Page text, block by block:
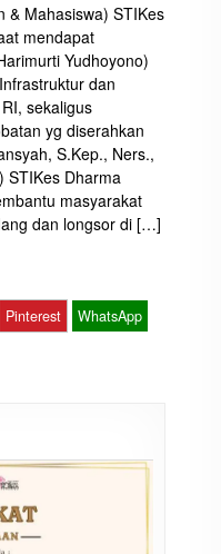
& Mahasiswa) STIKes
mendapat
Yudhoyono)
dan
sekaligus
yg diserahkan
S.Kep., Ners.,
STIKes Dharma
masyarakat
dan longsor di […]
Pinterest WhatsApp